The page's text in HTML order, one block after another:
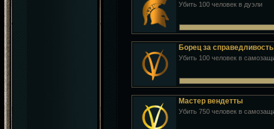
Убить 100 человек в дуэли
Борец за справедливость
Убить 100 человек в
Мастер вендетты
Убить 750 человек в